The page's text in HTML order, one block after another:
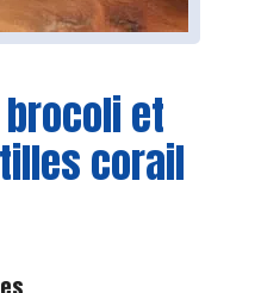
et
corail